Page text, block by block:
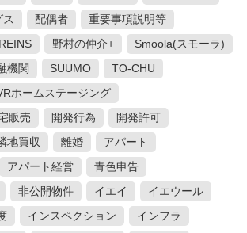
配偶者
重要事項説明等
REINS 野村の仲介+
Smoola(スモーラ)
機関 SUUMO
TO-CHU
ホームステージング
販売
開発行為
開発許可
地買収 離婚
アパート
アパート経営
青色申告
非公開物件 イエイ
イエウール
インスペクション
インフラ